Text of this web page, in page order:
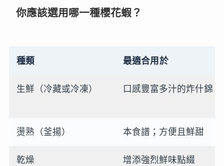
你應該選用哪一種櫻花蝦？
種類 最適合用於
生鮮（冷藏或冷凍） 口感豐富多汁的炸什錦
燙熟（釜揚） 本食譜；方便且鮮甜
乾燥 增添強烈鮮味點綴